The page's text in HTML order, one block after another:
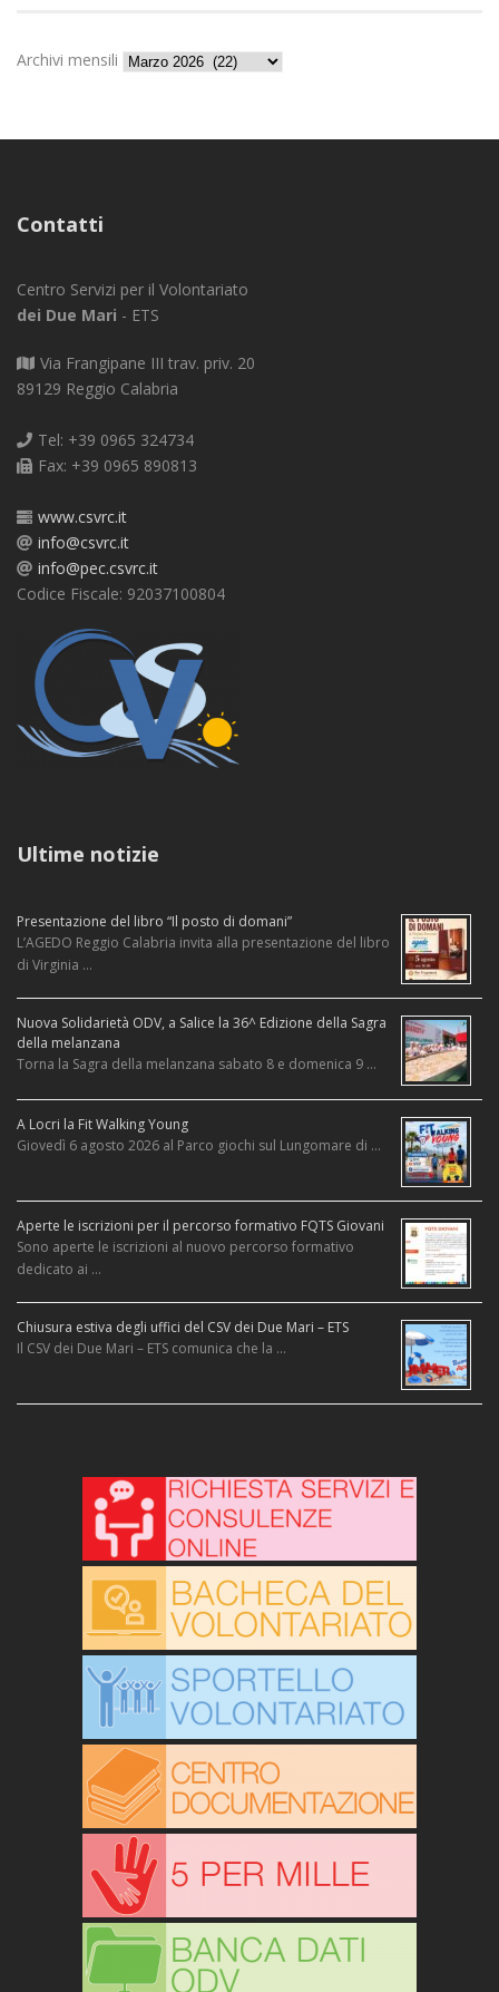
Archivi mensili
Contatti
Centro Servizi per il Volontariato
dei Due Mari - ETS
Via Frangipane III trav. priv. 20
89129 Reggio Calabria
Tel: +39 0965 324734
Fax: +39 0965 890813
www.csvrc.it
info@csvrc.it
info@pec.csvrc.it
Codice Fiscale: 92037100804
Ultime notizie
Presentazione del libro “Il posto di domani”
L’AGEDO Reggio Calabria invita alla presentazione del libro
di Virginia …
Nuova Solidarietà ODV, a Salice la 36^ Edizione della Sagra
della melanzana
Torna la Sagra della melanzana sabato 8 e domenica 9 …
A Locri la Fit Walking Young
Giovedì 6 agosto 2026 al Parco giochi sul Lungomare di …
Aperte le iscrizioni per il percorso formativo FQTS Giovani
Sono aperte le iscrizioni al nuovo percorso formativo
dedicato ai …
Chiusura estiva degli uffici del CSV dei Due Mari – ETS
Il CSV dei Due Mari – ETS comunica che la …